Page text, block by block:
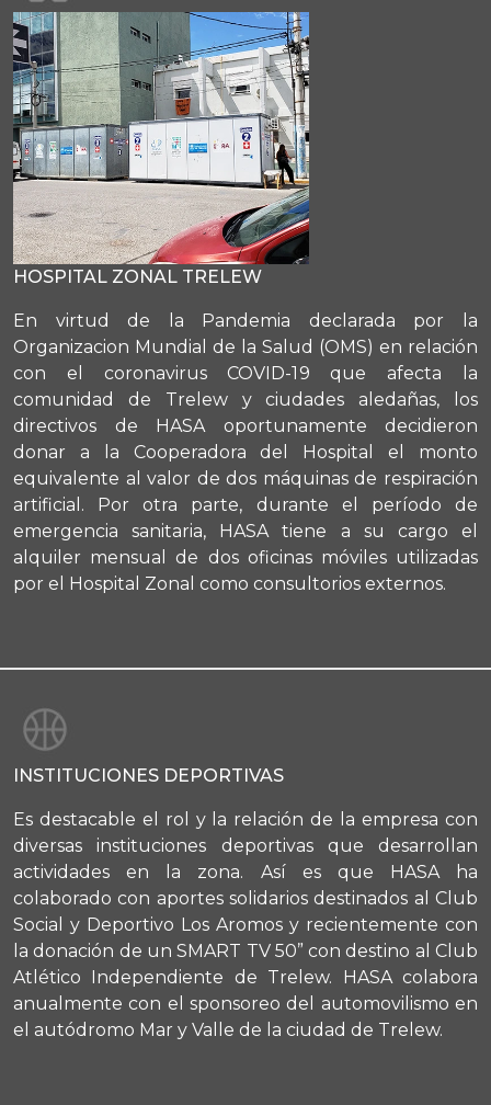
HOSPITAL ZONAL TRELEW
En virtud de la Pandemia declarada por la
Organizacion Mundial de la Salud (OMS) en relación
con el coronavirus COVID-19 que afecta la
comunidad de Trelew y ciudades aledañas, los
directivos de HASA oportunamente decidieron
donar a la Cooperadora del Hospital el monto
equivalente al valor de dos máquinas de respiración
artificial. Por otra parte, durante el período de
emergencia sanitaria, HASA tiene a su cargo el
alquiler mensual de dos oficinas móviles utilizadas
por el Hospital Zonal como consultorios externos.
INSTITUCIONES DEPORTIVAS
Es destacable el rol y la relación de la empresa con
diversas instituciones deportivas que desarrollan
actividades en la zona. Así es que HASA ha
colaborado con aportes solidarios destinados al Club
Social y Deportivo Los Aromos y recientemente con
la donación de un SMART TV 50” con destino al Club
Atlético Independiente de Trelew. HASA colabora
anualmente con el sponsoreo del automovilismo en
el autódromo Mar y Valle de la ciudad de Trelew.